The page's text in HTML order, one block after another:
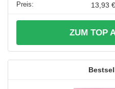
13,93 €
ZUM TOP